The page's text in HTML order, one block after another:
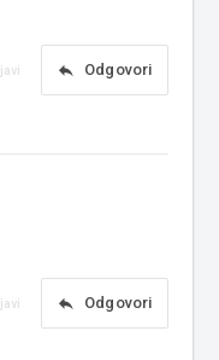
reply Odgovori
reply Odgovori